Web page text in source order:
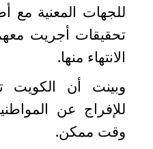
للجهات المعنية مع
تحقيقات أجريت
الانتهاء منها.
وبينت أن الكويت
للإفراج عن
وقت ممكن.